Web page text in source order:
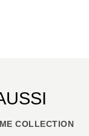
du peuple
COLLECTION